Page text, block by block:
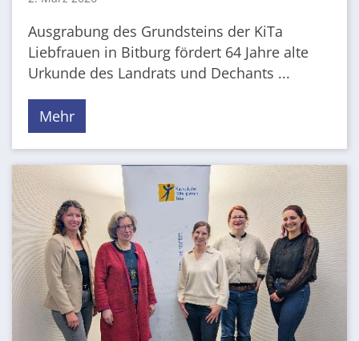
Ausgrabung des Grundsteins der KiTa
Liebfrauen in Bitburg fördert 64 Jahre alte
Urkunde des Landrats und Dechants ...
Mehr